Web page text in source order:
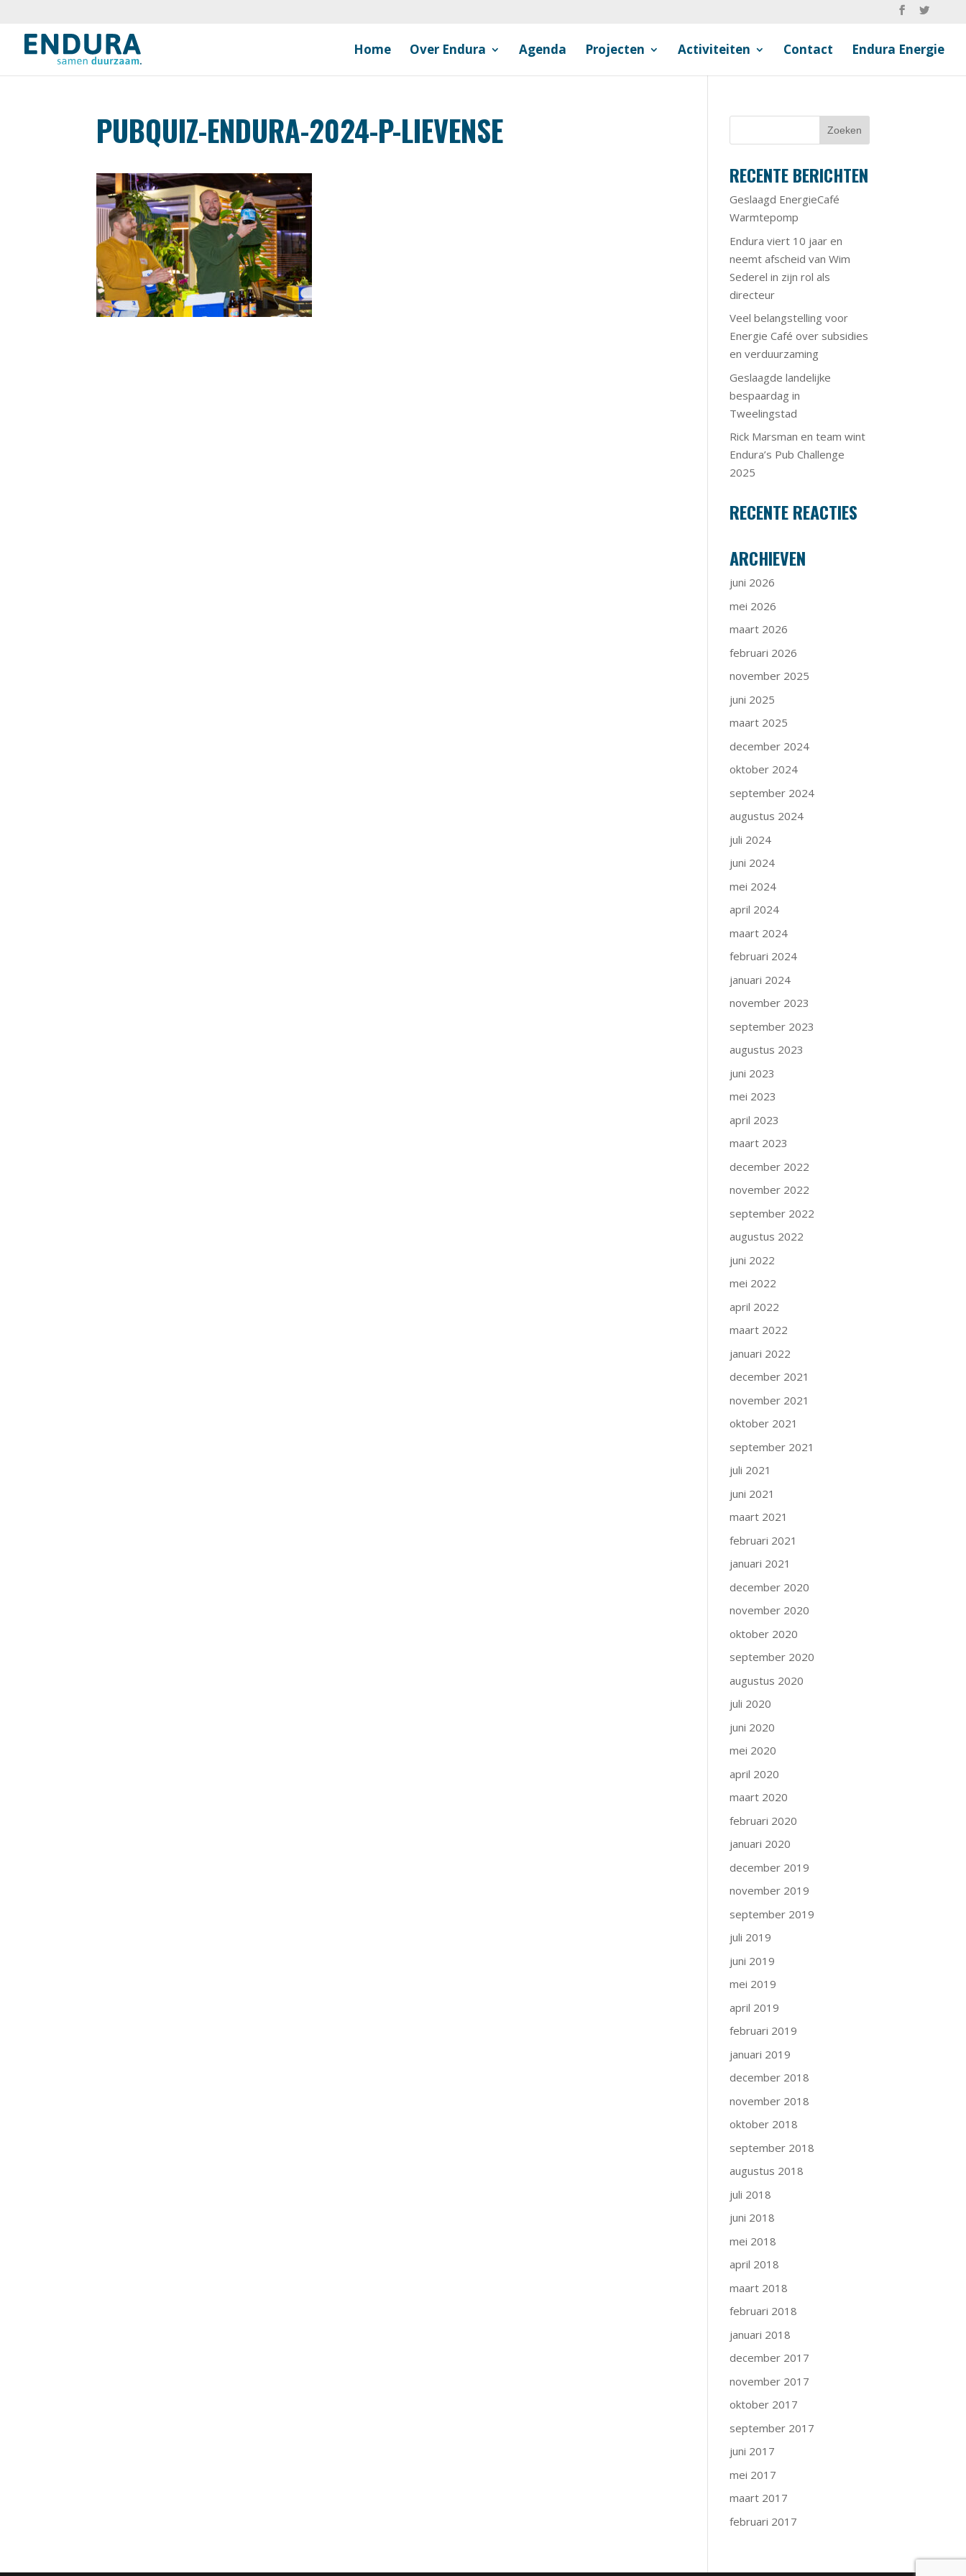
Home Over Endura Agenda Projecten Activiteiten Contact Endura Energie
PUBQUIZ-ENDURA-2024-P-LIEVENSE
RECENTE BERICHTEN
Geslaagd EnergieCafé
Warmtepomp
Endura viert 10 jaar en
neemt afscheid van Wim
Sederel in zijn rol als
directeur
Veel belangstelling voor
Energie Café over subsidies
en verduurzaming
Geslaagde landelijke
bespaardag in
Tweelingstad
Rick Marsman en team wint
Endura’s Pub Challenge
2025
RECENTE REACTIES
ARCHIEVEN
juni 2026
mei 2026
maart 2026
februari 2026
november 2025
juni 2025
maart 2025
december 2024
oktober 2024
september 2024
augustus 2024
juli 2024
juni 2024
mei 2024
april 2024
maart 2024
februari 2024
januari 2024
november 2023
september 2023
augustus 2023
juni 2023
mei 2023
april 2023
maart 2023
december 2022
november 2022
september 2022
augustus 2022
juni 2022
mei 2022
april 2022
maart 2022
januari 2022
december 2021
november 2021
oktober 2021
september 2021
juli 2021
juni 2021
maart 2021
februari 2021
januari 2021
december 2020
november 2020
oktober 2020
september 2020
augustus 2020
juli 2020
juni 2020
mei 2020
april 2020
maart 2020
februari 2020
januari 2020
december 2019
november 2019
september 2019
juli 2019
juni 2019
mei 2019
april 2019
februari 2019
januari 2019
december 2018
november 2018
oktober 2018
september 2018
augustus 2018
juli 2018
juni 2018
mei 2018
april 2018
maart 2018
februari 2018
januari 2018
december 2017
november 2017
oktober 2017
september 2017
juni 2017
mei 2017
maart 2017
februari 2017